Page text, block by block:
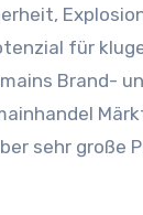
für
Brand-
sehr große